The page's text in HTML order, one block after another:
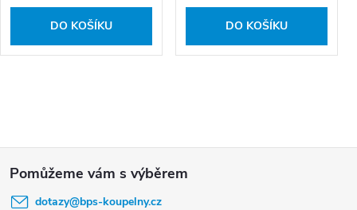
DO KOŠÍKU DO KOŠÍKU
dotazy@bps-koupelny.cz